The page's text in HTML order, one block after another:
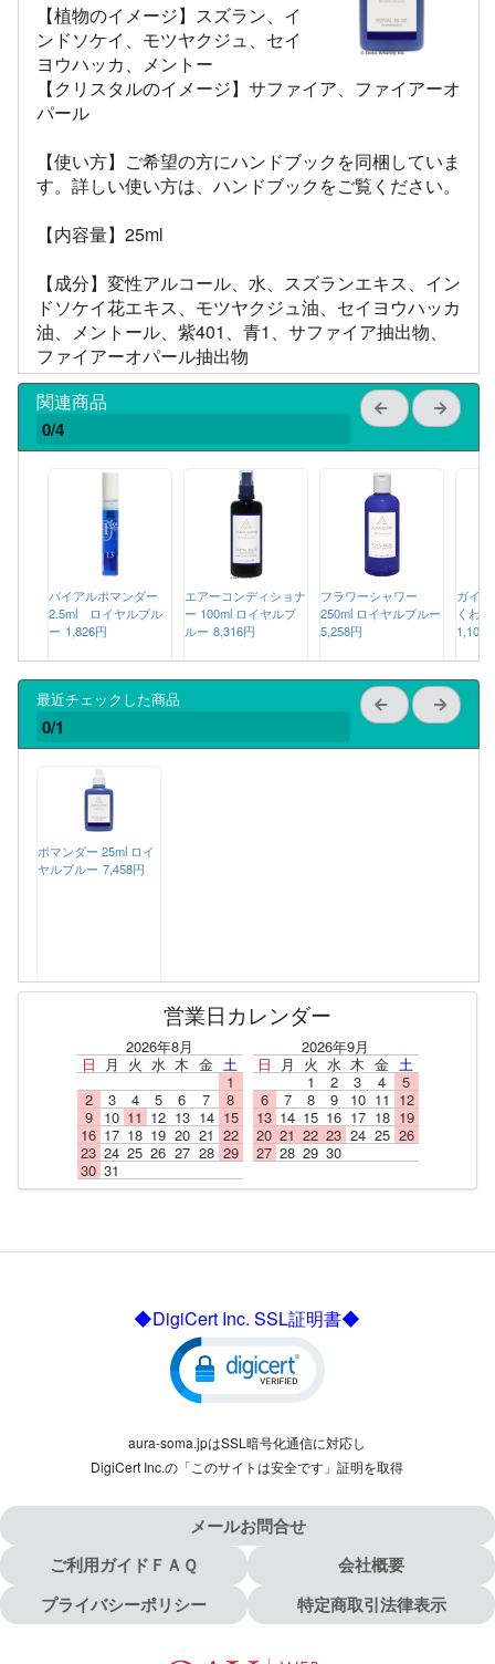
【植物のイメージ】スズラン、イ
ンドソケイ、モツヤクジュ、セイ
ヨウハッカ、メントー
【クリスタルのイメージ】サファイア、ファイアーオ
パール
【使い方】ご希望の方にハンドブックを同梱していま
す。詳しい使い方は、ハンドブックをご覧ください。
【内容量】25ml
【成分】変性アルコール、水、スズランエキス、イン
ドソケイ花エキス、モツヤクジュ油、セイヨウハッカ
油、メントール、紫401、青1、サファイア抽出物、
ファイアーオパール抽出物
関連商品
0/4
バイアルポマンダー
2.5ml ロイヤルブル
ー 1,826円
エアーコンディショナ
ー 100ml ロイヤルブ
ルー 8,316円
フラワーシャワー
250ml ロイヤルブルー
5,258円
ガイ
くわ
1,100
最近チェックした商品
0/1
ポマンダー 25ml ロイ
ヤルブルー 7,458円
営業日カレンダー
2026年8月
日
月 火 水 木 金 土
1
2
3 4 5 6 7
8
9
10 11 12 13 14 15
16 17 18 19 20 21 22
23 24 25 26 27 28 29
30 31
2026年9月
日
月 火 水 木 金 土
1
2 3 4
5
6
7 8 9 10 11 12
13 14 15 16 17 18 19
20 21 22 23 24 25 26
27 28 29 30
◆DigiCert Inc. SSL証明書◆
aura-soma.jpはSSL暗号化通信に対応し
DigiCert Inc.の「このサイトは安全です」証明を取得
メールお問合せ
ご利用ガイドＦＡＱ
会社概要
プライバシーポリシー
特定商取引法律表示